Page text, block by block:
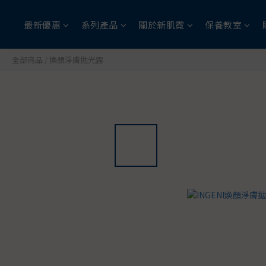
最新優惠 系列產品 關於新肌霓 保養教室
全部商品 煥顏淨膚拋光露